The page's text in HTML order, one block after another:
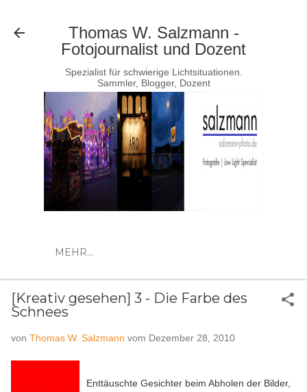
Thomas W. Salzmann -
Fotojournalist und Dozent
Spezialist für schwierige Lichtsituationen.
Sammler, Blogger, Dozent
MEHR…
[Kreativ gesehen] 3 - Die Farbe des
Schnees
von Thomas W. Salzmann vom Dezember 28, 2010
Enttäuschte Gesichter beim Abholen der Bilder,